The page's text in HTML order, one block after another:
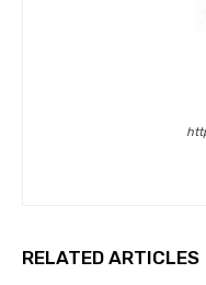
RELATED ARTICLES